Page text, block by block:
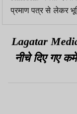
प्रमाण पत्र से लेकर
सुधार मामलों में लोगों
राहत
Lagatar
नीचे दिए गए